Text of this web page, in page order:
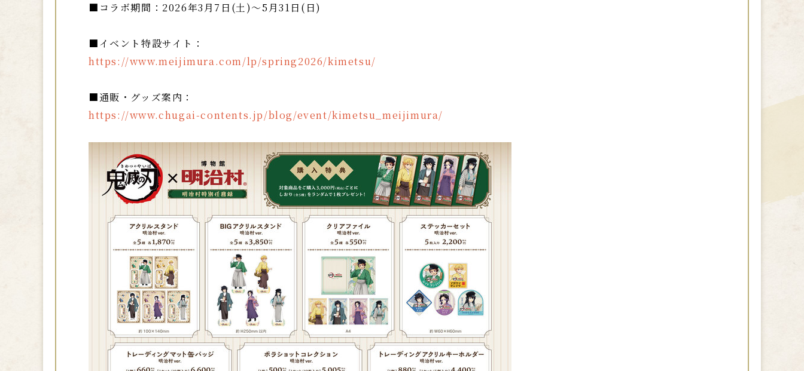
■コラボ期間：2026年3月7日(土)～5月31日(日)
■イベント特設サイト：
https://www.meijimura.com/lp/spring2026/kimetsu/
■通販・グッズ案内：
https://www.chugai-contents.jp/blog/event/kimetsu_meijimura/